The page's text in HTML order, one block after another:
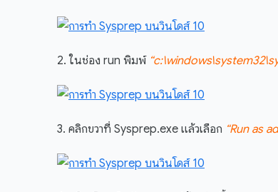
2. ในช่อง run พิมพ์
3. คลิกขวาที่ Sysprep.exe แล้วเลือก “Run as